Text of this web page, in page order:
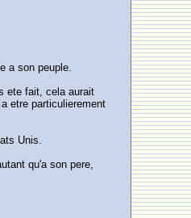
a son peuple.
ete fait, cela aurait
etre particulierement
Unis.
qu'a son pere,